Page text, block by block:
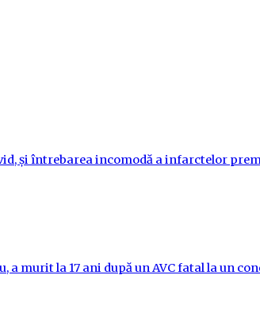
și întrebarea incomodă a infarctelor
murit la 17 ani după un AVC fatal la un